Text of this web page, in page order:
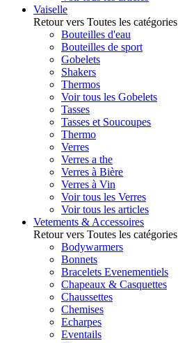
Vaiselle
Retour vers Toutes les catégories
Bouteilles d'eau
Bouteilles de sport
Gobelets
Shakers
Thermos
Voir tous les Gobelets
Tasses
Tasses et Soucoupes
Thermo
Verres
Verres a the
Verres à Bière
Verres à Vin
Voir tous les Verres
Voir tous les articles
Vetements & Accessoires
Retour vers Toutes les catégories
Bodywarmers
Bonnets
Bracelets Evenementiels
Chapeaux & Casquettes
Chaussettes
Chemises
Echarpes
Eventails